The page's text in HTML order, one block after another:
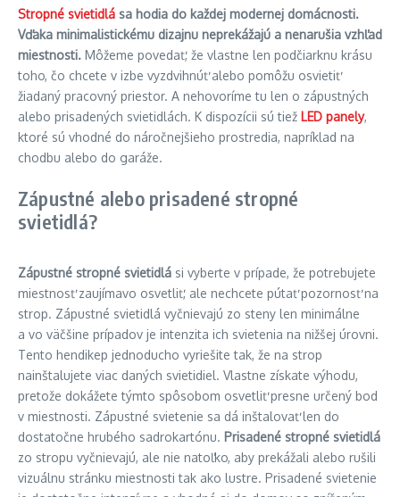
Stropné svietidlá sa hodia do každej modernej domácnosti.
Vďaka minimalistickému dizajnu neprekážajú a nenarušia vzhľad
miestnosti. Môžeme povedať, že vlastne len podčiarknu krásu
toho, čo chcete v izbe vyzdvihnúť alebo pomôžu osvietiť
žiadaný pracovný priestor. A nehovoríme tu len o zápustných
alebo prisadených svietidlách. K dispozícii sú tiež LED panely,
ktoré sú vhodné do náročnejšieho prostredia, napríklad na
chodbu alebo do garáže.
Zápustné alebo prisadené stropné
svietidlá?
Zápustné stropné svietidlá si vyberte v prípade, že potrebujete
miestnosť zaujímavo osvetliť, ale nechcete pútať pozornosť na
strop. Zápustné svietidlá vyčnievajú zo steny len minimálne
a vo väčšine prípadov je intenzita ich svietenia na nižšej úrovni.
Tento hendikep jednoducho vyriešite tak, že na strop
nainštalujete viac daných svietidiel. Vlastne získate výhodu,
pretože dokážete týmto spôsobom osvetliť presne určený bod
v miestnosti. Zápustné svietenie sa dá inštalovať len do
dostatočne hrubého sadrokartónu. Prisadené stropné svietidlá
zo stropu vyčnievajú, ale nie natoľko, aby prekážali alebo rušili
vizuálnu stránku miestnosti tak ako lustre. Prisadené svietenie